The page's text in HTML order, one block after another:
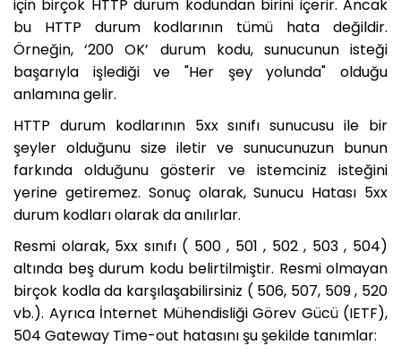
için birçok HTTP durum kodundan birini içerir. Ancak
bu HTTP durum kodlarının tümü hata değildir.
Örneğin, ‘200 OK’ durum kodu, sunucunun isteği
başarıyla işlediği ve "Her şey yolunda" olduğu
anlamına gelir.
HTTP durum kodlarının 5xx sınıfı sunucusu ile bir
şeyler olduğunu size iletir ve sunucunuzun bunun
farkında olduğunu gösterir ve istemciniz isteğini
yerine getiremez. Sonuç olarak, Sunucu Hatası 5xx
durum kodları olarak da anılırlar.
Resmi olarak, 5xx sınıfı ( 500 , 501 , 502 , 503 , 504)
altında beş durum kodu belirtilmiştir. Resmi olmayan
birçok kodla da karşılaşabilirsiniz ( 506, 507, 509 , 520
vb.). Ayrıca İnternet Mühendisliği Görev Gücü (IETF),
504 Gateway Time-out hatasını şu şekilde tanımlar: